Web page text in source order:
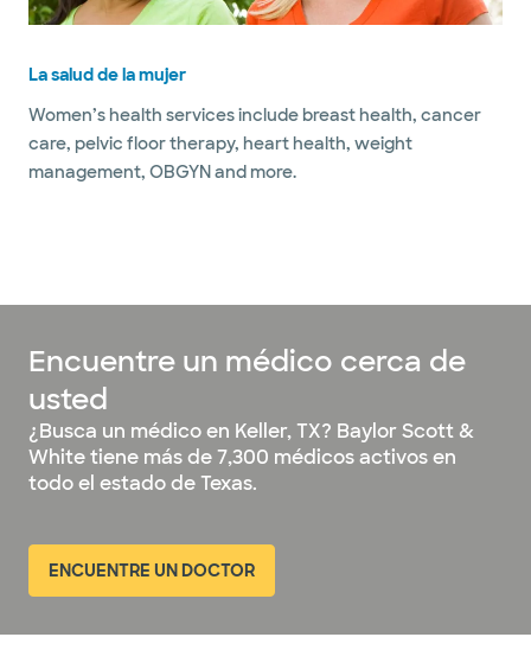
La salud de la mujer
Women’s health services include breast health, cancer
care, pelvic floor therapy, heart health, weight
management, OBGYN and more.
Encuentre un médico cerca de
usted
¿Busca un médico en Keller, TX? Baylor Scott &
White tiene más de 7,300 médicos activos en
todo el estado de Texas.
ENCUENTRE UN DOCTOR